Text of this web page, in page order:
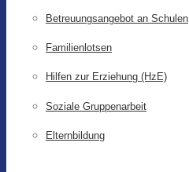
Betreuungsangebot an Schulen
Familienlotsen
Hilfen zur Erziehung (HzE)
Soziale Gruppenarbeit
Elternbildung